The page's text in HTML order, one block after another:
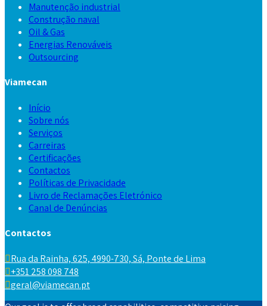
Manutenção industrial
Construção naval
Oil & Gas
Energias Renováveis
Outsourcing
Viamecan
Início
Sobre nós
Serviços
Carreiras
Certificações
Contactos
Políticas de Privacidade
Livro de Reclamações Eletrónico
Canal de Denúncias
Contactos
Rua da Rainha, 625, 4990-730, Sá, Ponte de Lima
+351 258 098 748
geral@viamecan.pt